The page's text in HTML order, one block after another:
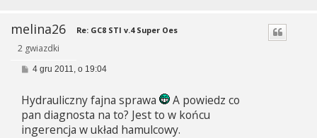
melina26
2 gwiazdki
Re: GC8 STI v.4 Super Oes
P
t
4 gru 2011, o 19:04
Hydrauliczny fajna sprawa
A powiedz co
pan diagnosta na to? Jest to w końcu
ingerencja w układ hamulcowy.